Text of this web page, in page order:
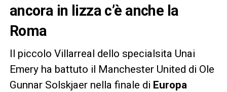
ancora in lizza c’è anche la
Roma
Il piccolo Villarreal dello specialsita Unai
Emery ha battuto il Manchester United di Ole
Gunnar Solskjaer nella finale di Europa